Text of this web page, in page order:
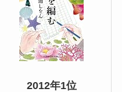
2012年1位